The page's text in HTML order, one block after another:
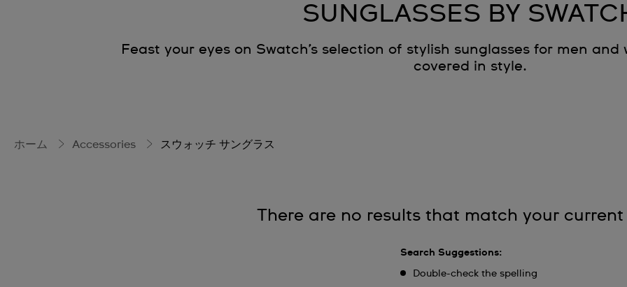
SUNGLASSES BY
Feast your eyes on Swatch’s selection of stylish sunglasses for men and
covered in style.
ホーム Accessories スウォッチ サングラス
There are no results that match your current
Search Suggestions:
Double-check the spelling